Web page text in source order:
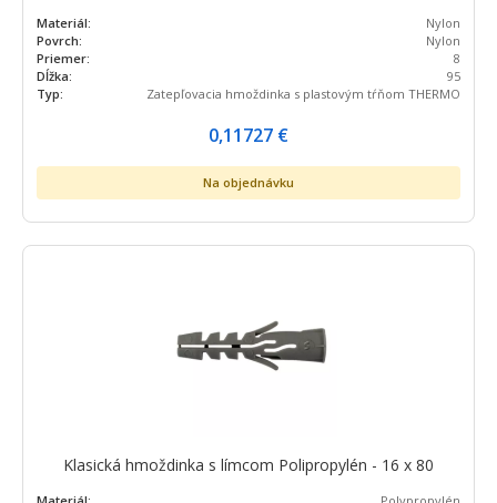
Materiál:
Nylon
Povrch:
Nylon
Priemer:
8
Dĺžka:
95
Typ:
Zatepľovacia hmoždinka s plastovým tŕňom THERMO
0,11727 €
Na objednávku
Klasická hmoždinka s límcom Polipropylén - 16 x 80